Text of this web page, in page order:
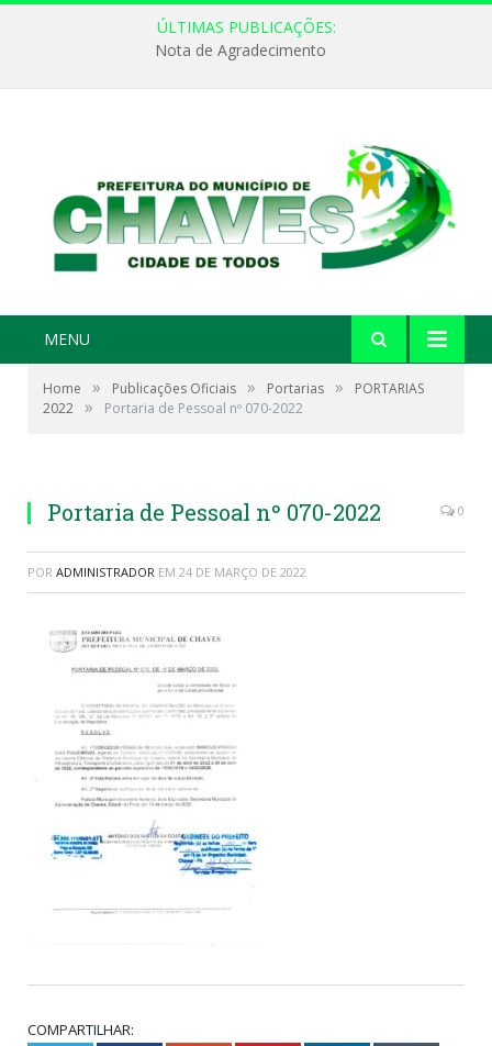
ÚLTIMAS PUBLICAÇÕES:
Nota de Agradecimento
MENU
Home » Publicações Oficiais » Portarias »
PORTARIAS
2022 » Portaria de Pessoal nº 070-2022
Portaria de Pessoal nº 070-2022 0
POR ADMINISTRADOR EM 24 DE MARÇO DE 2022
COMPARTILHAR: